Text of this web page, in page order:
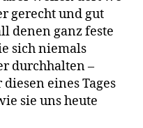
gerecht und gut
denen ganz feste
sich niemals
durchhalten –
eines Tages
sie uns heute